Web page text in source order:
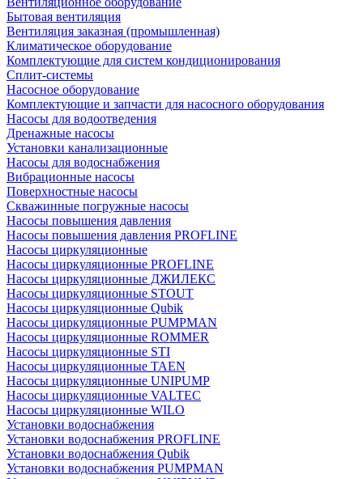
Бытовая вентиляция
Вентиляция заказная (промышленная)
Климатическое оборудование
Комплектующие для систем кондиционирования
Сплит-системы
Насосное оборудование
Комплектующие и запчасти для насосного оборудования
Насосы для водоотведения
Дренажные насосы
Установки канализационные
Насосы для водоснабжения
Вибрационные насосы
Поверхностные насосы
Скважинные погружные насосы
Насосы повышения давления
Насосы повышения давления PROFLINE
Насосы циркуляционные
Насосы циркуляционные PROFLINE
Насосы циркуляционные ДЖИЛЕКС
Насосы циркуляционные STOUT
Насосы циркуляционные Qubik
Насосы циркуляционные PUMPMAN
Насосы циркуляционные ROMMER
Насосы циркуляционные STI
Насосы циркуляционные TAEN
Насосы циркуляционные UNIPUMP
Насосы циркуляционные VALTEC
Насосы циркуляционные WILO
Установки водоснабжения
Установки водоснабжения PROFLINE
Установки водоснабжения Qubik
Установки водоснабжения PUMPMAN